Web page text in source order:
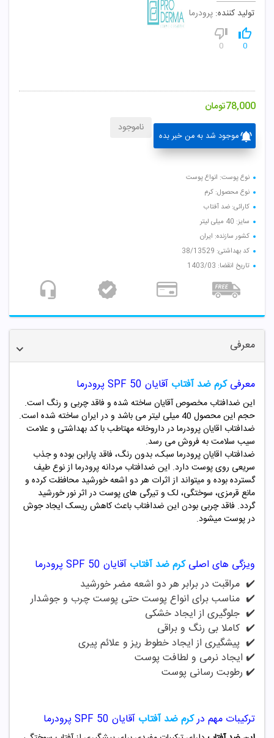
تولید کننده: پرودرما
0
0
78,000تومان
موجود شد به من خبر بده
ناموجود
نوع پوست: انواع پوست
نوع محصول: کرم
کارائی: ضد آفتاب
سایز: 40 میلی لیتر
کشور سازنده: ایران
کد بهداشتی: 38/13529
تاریخ انقضا: 1403/03
معرفی
معرفیکرم ضد آفتاب آقایان SPF 50 پرودرما
این ضدافتاب مخصوص آقایان ساخته شده و فاقد چربی و رنگ است.
حجم این محصول 40 میلی لیتر می باشد و در ایران ساخته شده است.
ضدافتاب اقایان پرودرما در داروخانه مهتاطب با کد بهداشتی و علامت
سیب سلامت به فروش می رسد.
ضدافتاب اقایان پرودرما سبک، بدون رنگ، فاقد پارابن بوده و جذب
سریعی روی پوست دارد. این ضدافتاب مردانه پرودرما از نوع طیف
گسترده بوده و میتواند از اثرات هر دو اشعه خورشید محافظت کرده و
مانع قرمزی، سوختگی، لک و تیرگی های پوست در اثر نور خورشید
گردد. فاقد چربی بودن این ضدافتاب باعث کاهش ریسک ایجاد جوش
در پوست میشود.
ویزگی های اصلیکرم ضد آفتاب آقایان SPF 50 پرودرما
✔️ مراقبت در برابر هر دو اشعه مضر خورشید
✔️ مناسب برای انواع پوست حتی پوست چرب و جوشدار
✔️ جلوگیری از ایجاد خشکی
✔️ کاملا بی رنگ و براقی
✔️ پیشگیری از ایجاد خطوط ریز و علائم پیری
✔️ ایجاد نرمی و لطافت پوست
✔️ رطوبت رسانی پوست
ترکیبات مهم درکرم ضد آفتاب آقایان SPF 50 پرودرما